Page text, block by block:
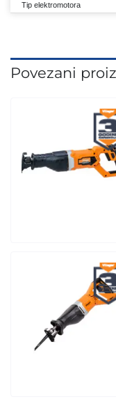
Tip elektromotora
Povezani